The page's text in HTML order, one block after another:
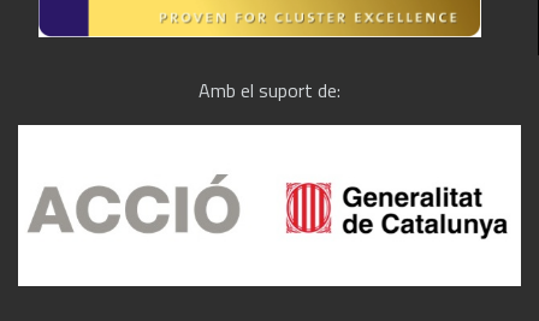
Amb el suport de: